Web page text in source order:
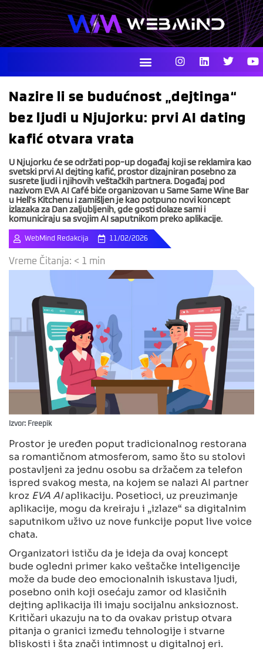
Skip
to
content
I
n
s
a
r
L
i
n
e
i
T
w
i
t
r
Y
o
u
Nazire li se budućnost „dejtinga“
bez ljudi u Njujorku: prvi AI dating
kafić otvara vrata
U Njujorku će se održati pop-up događaj koji se reklamira kao
svetski prvi AI dejting kafić, prostor dizajniran posebno za
susrete ljudi i njihovih veštačkih partnera. Događaj pod
nazivom EVA AI Café biće organizovan u Same Same Wine Bar
u Hell’s Kitchenu i zamišljen je kao potpuno novi koncept
izlazaka za Dan zaljubljenih, gde gosti dolaze sami i
komuniciraju sa svojim AI saputnikom preko aplikacije.
WebMind Redakcija 11/02/2026
Vreme Čitanja: < 1 min
Izvor: Freepik
Prostor je uređen poput tradicionalnog restorana
sa romantičnom atmosferom, samo što su stolovi
postavljeni za jednu osobu sa držačem za telefon
ispred svakog mesta, na kojem se nalazi AI partner
kroz EVA AIaplikaciju. Posetioci, uz preuzimanje
aplikacije, mogu da kreiraju i „izlaze“ sa digitalnim
saputnikom uživo uz nove funkcije poput live voice
chata.
Organizatori ističu da je ideja da ovaj koncept
bude ogledni primer kako veštačke inteligencije
može da bude deo emocionalnih iskustava ljudi,
posebno onih koji osećaju zamor od klasičnih
dejting aplikacija ili imaju socijalnu anksioznost.
Kritičari ukazuju na to da ovakav pristup otvara
pitanja o granici između tehnologije i stvarne
bliskosti i šta znači intimnost u digitalnoj eri.